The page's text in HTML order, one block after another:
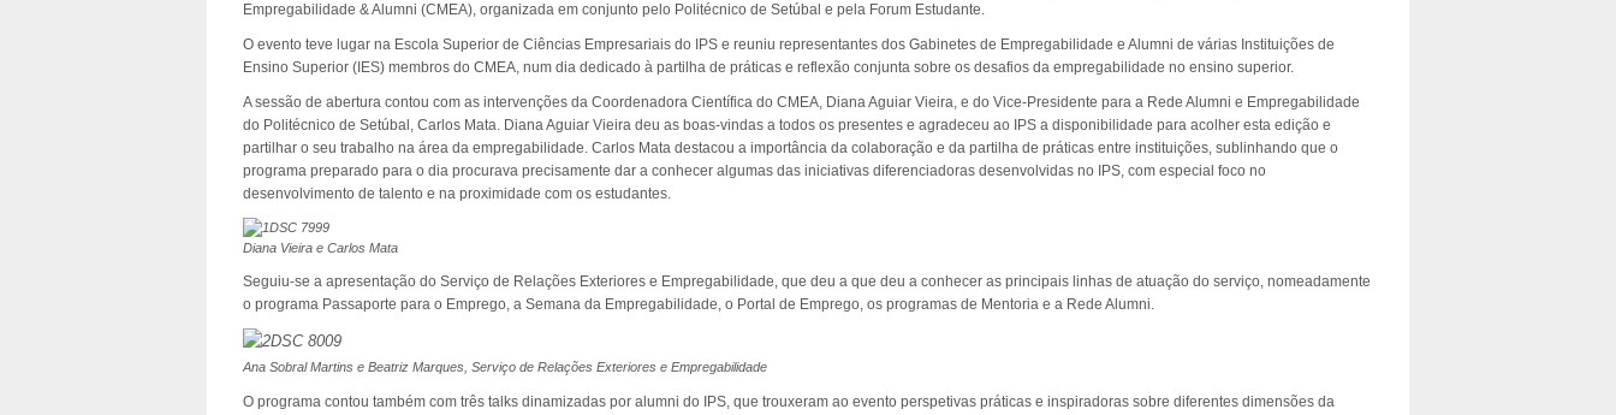
Empregabilidade & Alumni (CMEA), organizada em conjunto pelo Politécnico de Setúbal e pela Forum Estudante.
O evento teve lugar na Escola Superior de Ciências Empresariais do IPS e reuniu representantes dos Gabinetes de Empregabilidade e Alumni de várias Instituições de
Ensino Superior (IES) membros do CMEA, num dia dedicado à partilha de práticas e reflexão conjunta sobre os desafios da empregabilidade no ensino superior.
A sessão de abertura contou com as intervenções da Coordenadora Científica do CMEA, Diana Aguiar Vieira, e do Vice-Presidente para a Rede Alumni e Empregabilidade
do Politécnico de Setúbal, Carlos Mata. Diana Aguiar Vieira deu as boas-vindas a todos os presentes e agradeceu ao IPS a disponibilidade para acolher esta edição e
partilhar o seu trabalho na área da empregabilidade. Carlos Mata destacou a importância da colaboração e da partilha de práticas entre instituições, sublinhando que o
programa preparado para o dia procurava precisamente dar a conhecer algumas das iniciativas diferenciadoras desenvolvidas no IPS, com especial foco no
desenvolvimento de talento e na proximidade com os estudantes.
Diana Vieira e Carlos Mata
Seguiu-se a apresentação do Serviço de Relações Exteriores e Empregabilidade, que deu a que deu a conhecer as principais linhas de atuação do serviço, nomeadamente
o programa Passaporte para o Emprego, a Semana da Empregabilidade, o Portal de Emprego, os programas de Mentoria e a Rede Alumni.
Ana Sobral Martins e Beatriz Marques, Serviço de Relações Exteriores e Empregabilidade
O programa contou também com três talks dinamizadas por alumni do IPS, que trouxeram ao evento perspetivas práticas e inspiradoras sobre diferentes dimensões da